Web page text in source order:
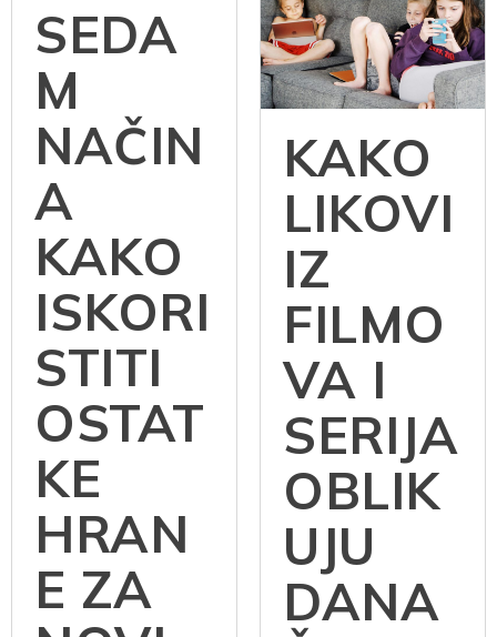
SEDA
M
NAČIN
A
KAKO
ISKORI
STITI
OSTAT
KE
HRAN
E ZA
KAKO
LIKOVI
IZ
FILMO
VA I
SERIJA
OBLIK
UJU
DANA